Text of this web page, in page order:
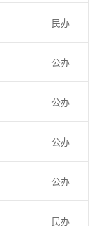
民办
公办
公办
公办
公办
民办